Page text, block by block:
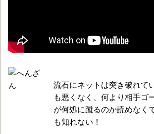
流石にネットは突き破れて
も悪くなく、何より相手ゴ
が何処に蹴るのか読めなく
も知れない！